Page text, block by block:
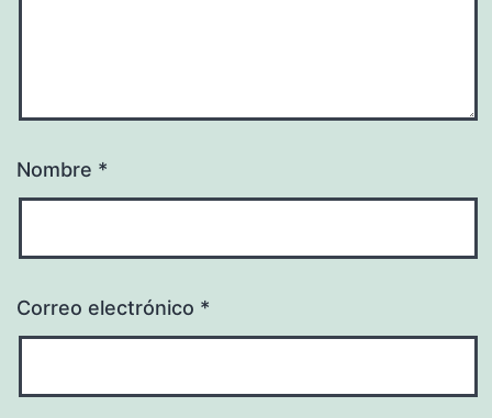
Nombre *
Correo electrónico *